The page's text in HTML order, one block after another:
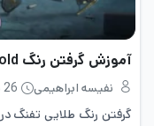
آموزش گرفتن رنگ Gold (طلایی) کالاف دیوتی 2025
نفیسه ابراهیمی
26 شهریور 1404
گرفتن رنگ طلایی تفنگ